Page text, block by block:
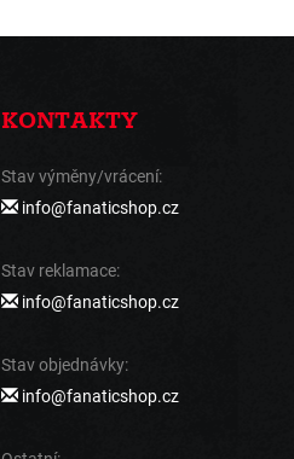
KONTAKTY
Stav výměny/vrácení:
info@fanaticshop.cz
Stav reklamace:
info@fanaticshop.cz
Stav objednávky:
info@fanaticshop.cz